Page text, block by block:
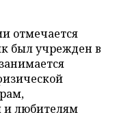
отмечается
был учрежден в
и любителям